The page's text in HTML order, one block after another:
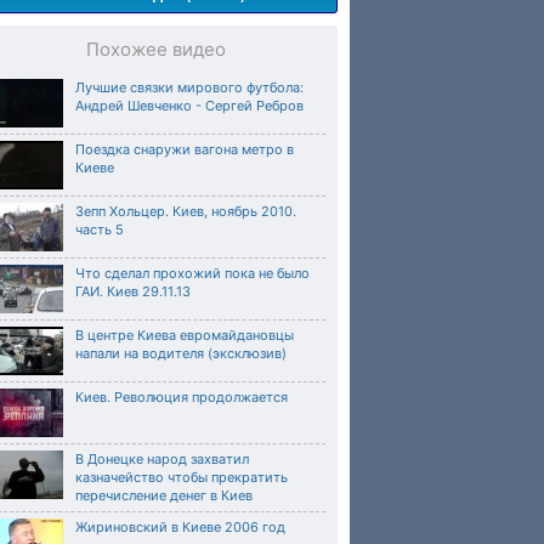
Похожее видео
Лучшие связки мирового футбола:
Андрей Шевченко - Сергей Ребров
Поездка снаружи вагона метро в
Киеве
Зепп Хольцер. Киев, ноябрь 2010.
часть 5
Что сделал прохожий пока не было
ГАИ. Киев 29.11.13
В центре Киева евромайдановцы
напали на водителя (эксклюзив)
Киев. Революция продолжается
В Донецке народ захватил
казначейство чтобы прекратить
перечисление денег в Киев
Жириновский в Киеве 2006 год